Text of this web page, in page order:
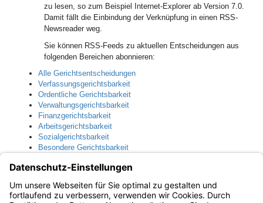
zu lesen, so zum Beispiel Internet-Explorer ab Version 7.0.
Damit fällt die Einbindung der Verknüpfung in einen RSS-
Newsreader weg.
Sie können RSS-Feeds zu aktuellen Entscheidungen aus
folgenden Bereichen abonnieren:
Alle Gerichtsentscheidungen
Verfassungsgerichtsbarkeit
Ordentliche Gerichtsbarkeit
Verwaltungsgerichtsbarkeit
Finanzgerichtsbarkeit
Arbeitsgerichtsbarkeit
Sozialgerichtsbarkeit
Besondere Gerichtsbarkeit
Klicken Sie auf den jeweiligen Link, um den Feed direkt mit
Ihrem Browser zu abonnieren; um den Feed mit einem
externen RSS-Reader zu beziehen, kopieren Sie die URL in
das Suchfenster des Readers.